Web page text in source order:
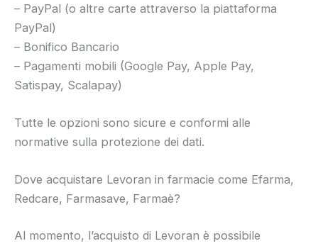
– PayPal (o altre carte attraverso la piattaforma
PayPal)
– Bonifico Bancario
– Pagamenti mobili (Google Pay, Apple Pay,
Satispay, Scalapay)
Tutte le opzioni sono sicure e conformi alle
normative sulla protezione dei dati.
Dove acquistare Levoran in farmacie come Efarma,
Redcare, Farmasave, Farmaè?
Al momento, l’acquisto di Levoran è possibile